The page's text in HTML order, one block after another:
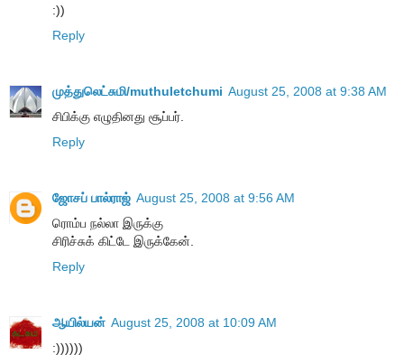
:))
Reply
முத்துலெட்சுமி/muthuletchumi August 25, 2008 at 9:38 AM
சிபிக்கு எழுதினது சூப்பர்.
Reply
ஜோசப் பால்ராஜ் August 25, 2008 at 9:56 AM
ரொம்ப நல்லா இருக்கு
சிரிச்சுக் கிட்டே இருக்கேன்.
Reply
ஆயில்யன் August 25, 2008 at 10:09 AM
:))))))